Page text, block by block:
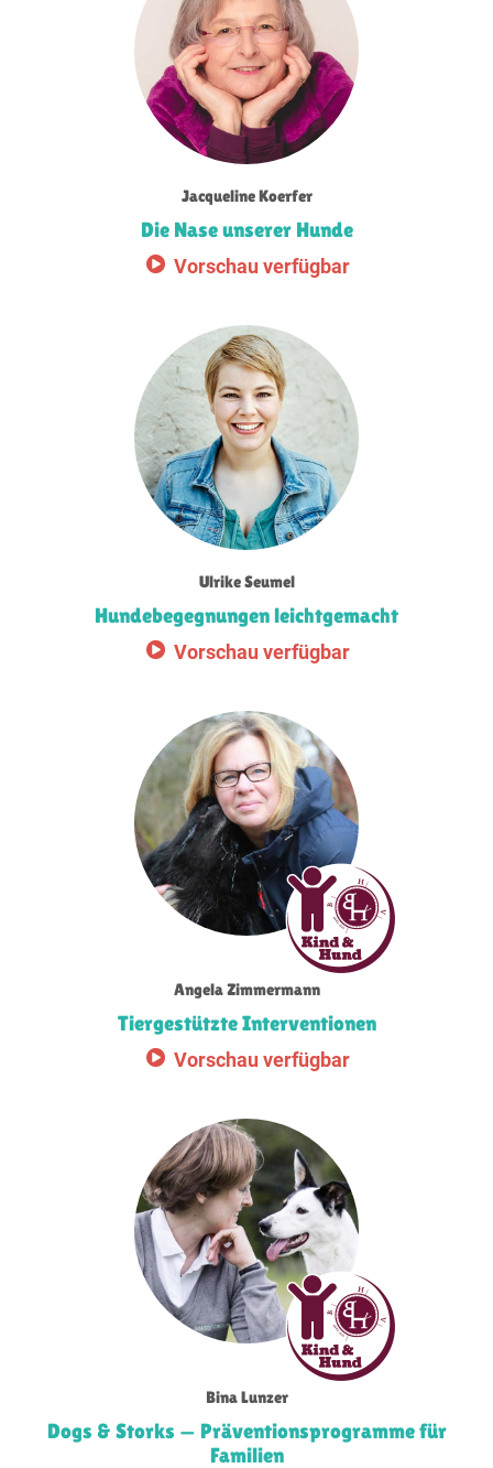
Jacqueline Koerfer
Die Nase unserer Hunde
Vorschau verfügbar
Ulrike Seumel
Hundebegegnungen leichtgemacht
Vorschau verfügbar
Angela Zimmermann
Tiergestützte Interventionen
Vorschau verfügbar
Bina Lunzer
Dogs & Storks — Präventions­programme für
Familien